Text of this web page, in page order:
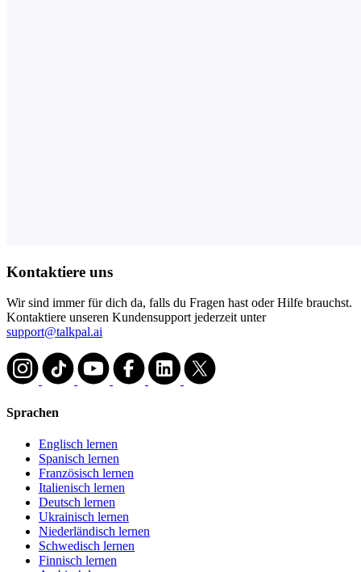
Kontaktiere uns
Wir sind immer für dich da, falls du Fragen hast oder Hilfe brauchst.
Kontaktiere unseren Kundensupport jederzeit unter
support@talkpal.ai
Sprachen
Englisch lernen
Spanisch lernen
Französisch lernen
Italienisch lernen
Deutsch lernen
Ukrainisch lernen
Niederländisch lernen
Schwedisch lernen
Finnisch lernen